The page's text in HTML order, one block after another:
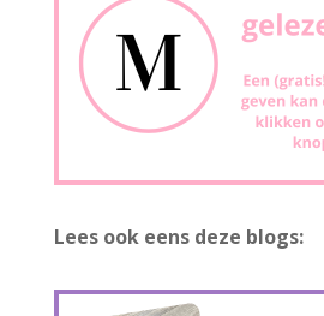
Lees ook eens deze blogs: